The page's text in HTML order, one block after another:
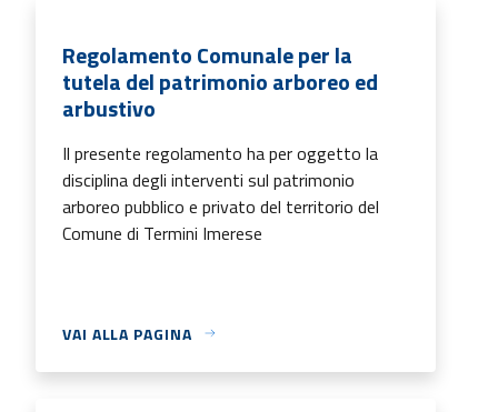
Regolamento Comunale per la
tutela del patrimonio arboreo ed
arbustivo
Il presente regolamento ha per oggetto la
disciplina degli interventi sul patrimonio
arboreo pubblico e privato del territorio del
Comune di Termini Imerese
VAI ALLA PAGINA